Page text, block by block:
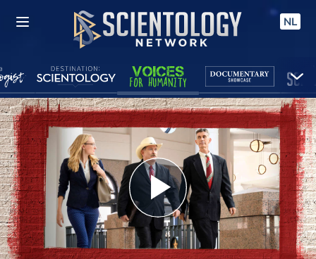
NL
Play